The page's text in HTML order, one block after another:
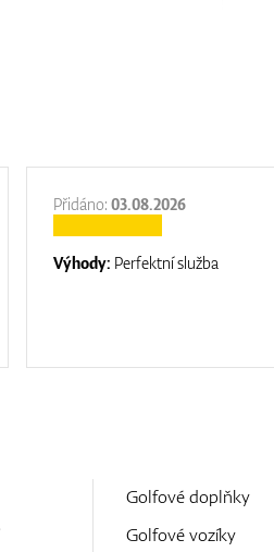
Přidáno:03.08.2026
Výhody: Perfektní služba
Golfové doplňky
Golfové vozíky